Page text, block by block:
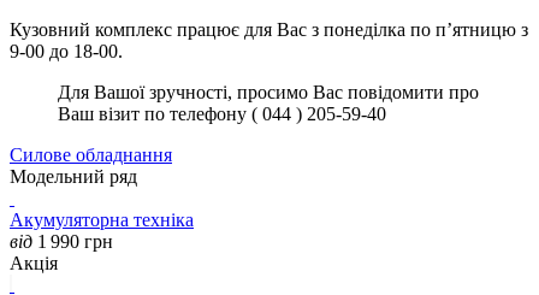
Кузовний комплекс працює для Вас з понеділка по п’ятницю з
9-00 до 18-00.
Для Вашої зручності, просимо Вас повідомити про
Ваш візит по телефону ( 044 ) 205-59-40
Силове обладнання
Модельний ряд
Акумуляторна техніка
від 1 990 грн
Акція